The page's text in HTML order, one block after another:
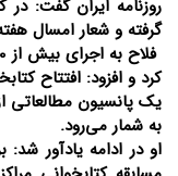
گرفته و شعار امسال
کرد و افزود: افتتاح
یک پانسیون مطالعاتی
به شمار می‌رود.